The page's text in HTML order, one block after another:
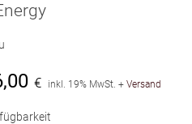
€ inkl. 19% MwSt. +Versand